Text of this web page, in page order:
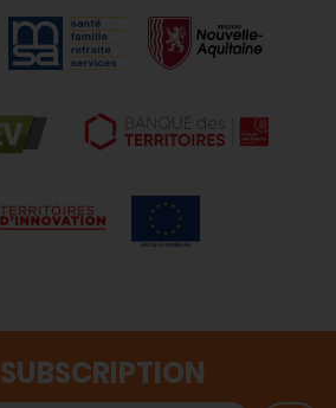
SUBSCRIPTION